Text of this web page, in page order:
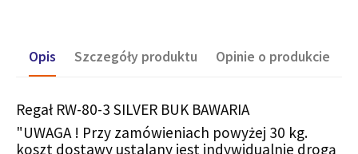
Opis Szczegóły produktu Opinie o produkcie
Regał RW-80-3 SILVER BUK BAWARIA
"UWAGA ! Przy zamówieniach powyżej 30 kg.
koszt dostawy ustalany jest indywidualnie drogą